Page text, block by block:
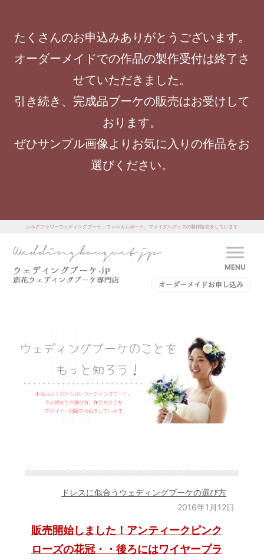
たくさんのお申込みありがとうございます。
オーダーメイドでの作品の製作受付は終了さ
せていただきました。
引き続き、完成品ブーケの販売はお受けして
おります。
ぜひサンプル画像よりお気に入りの作品をお
選びください。
シルクフラワーウェディングブーケ、ウェルカムボード、ブライダルグッズの製作販売をしています
MENU
オーダーメイドお申し込み
ドレスに似合うウェディングブーケの選び方
2016年1月12日
販売開始しました！アンティークピンク
ローズの花冠・・後ろにはワイヤープラ